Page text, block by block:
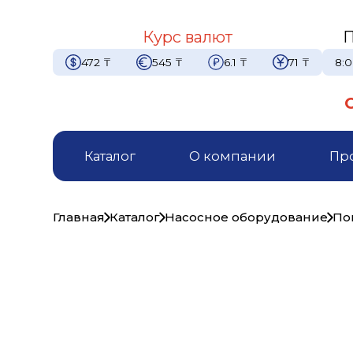
Курс валют
472 ₸ 545 ₸ 6.1 ₸ 71 ₸
Каталог О компании
Главная Каталог Насосное оборудование